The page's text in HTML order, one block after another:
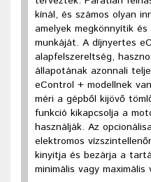
kínál, és számos olyan
amelyek megkönnyítik
munkáját. A díjnyertes
alapfelszereltség,
állapotának azonnali
eControl + modellnek
méri a gépből kijövő
funkció kikapcsolja a
használják. Az
elektromos
kinyitja és bezárja a
minimális vagy maximális